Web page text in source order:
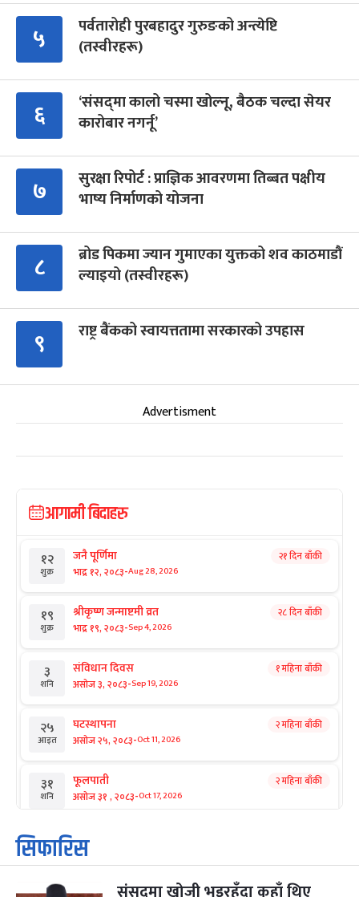
५
पर्वतारोही पुरबहादुर गुरुङको अन्त्येष्टि
(तस्वीरहरू)
६
‘संसद्‍मा कालो चस्मा खोल्नू, बैठक चल्दा सेयर
कारोबार नगर्नू’
७
सुरक्षा रिपोर्ट : प्राज्ञिक आवरणमा तिब्बत पक्षीय
भाष्य निर्माणको योजना
८
ब्रोड पिकमा ज्यान गुमाएका युक्तको शव काठमाडौं
ल्याइयो (तस्वीरहरू)
९ राष्ट्र बैंकको स्वायत्ततामा सरकारको उपहास
Advertisment
आगामी बिदाहरु
१२
शुक्र
जनै पूर्णिमा
भाद्र १२, २०८३-Aug 28, 2026
२१ दिन बाँकी
१९
शुक्र
श्रीकृष्ण जन्माष्टमी व्रत
भाद्र १९, २०८३-Sep 4, 2026
२८ दिन बाँकी
३
शनि
संविधान दिवस
असोज ३, २०८३-Sep 19, 2026
१ महिना बाँकी
२५
आइत
घटस्थापना
असोज २५, २०८३-Oct 11, 2026
२ महिना बाँकी
३१
शनि
फूलपाती
असोज ३१ , २०८३-Oct 17, 2026
२ महिना बाँकी
१
आइत
कार्तिक सङ्क्रान्ति
कार्तिक १, २०८३
महानवमी २ महिना बाँकी
सिफारिस